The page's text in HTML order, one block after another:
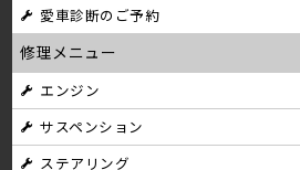
ゲ
ー
シ
愛車診断のご予約
修理メニュー
エンジン
サスペンション
ステアリング